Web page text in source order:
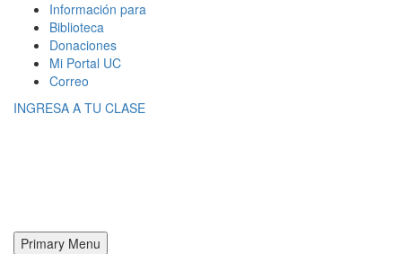
Información para
Biblioteca
Donaciones
Mi Portal UC
Correo
INGRESA A TU CLASE
Primary Menu